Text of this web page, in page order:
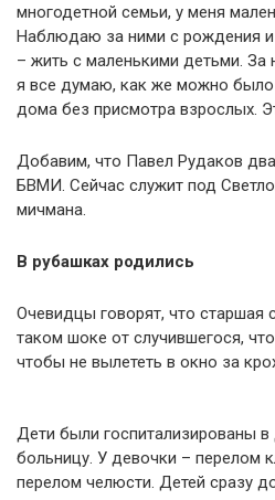
многодетной семьи, у меня
Наблюдаю за ними с рождения и
– жить с маленькими детьми. За
я все думаю, как же можно было
дома без присмотра взрослых.
Добавим, что Павел Рудаков
БВМИ. Сейчас служит под
мичмана.
В рубашках родились
Очевидцы говорят, что старшая
таком шоке от случившегося,
чтобы не вылететь в окно за
Дети были госпитализированы
больницу. У девочки – перелом
перелом челюсти. Детей сразу